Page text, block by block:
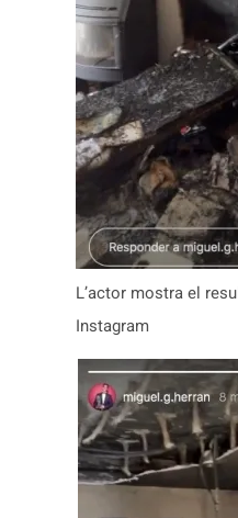
L’actor mostra el
Instagram